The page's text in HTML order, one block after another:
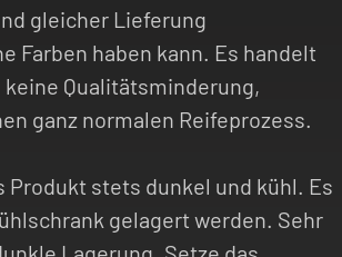
gleicher Lieferung
Farben haben kann. Es handelt
Qualitätsminderung,
ganz normalen Reifeprozess.
Produkt stets dunkel und kühl. Es
gelagert werden. Sehr